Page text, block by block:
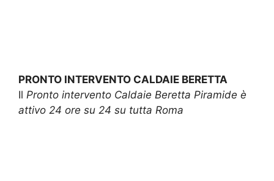
PRONTO INTERVENTO CALDAIE BERETTA
Il Pronto intervento Caldaie Beretta Piramide è
attivo 24 ore su 24 su tutta Roma